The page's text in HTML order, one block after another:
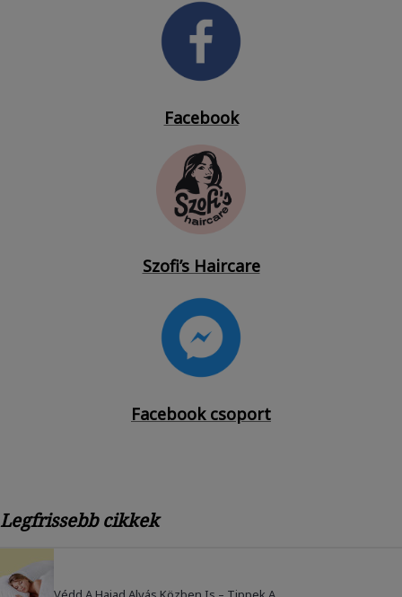
Facebook
Szofi’s Haircare
Facebook csoport
Legfrissebb cikkek